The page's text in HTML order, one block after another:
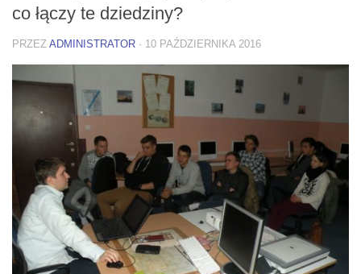
co łączy te dziedziny?
PRZEZ ADMINISTRATOR · 10 PAŹDZIERNIKA 2016